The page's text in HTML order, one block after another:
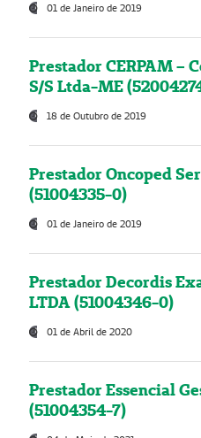
01 de Janeiro de 2019
Prestador CERPAM –
S/S Ltda-ME
18 de Outubro de 2019
Prestador Oncoped
(51004335-0)
01 de Janeiro de 2019
Prestador Decordis
LTDA (51004346-0)
01 de Abril de 2020
Prestador Essencial
(51004354-7)